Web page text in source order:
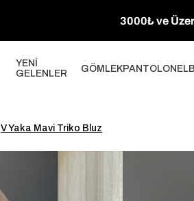
3000₺ ve
YENİ
GELENLER
GÖMLEKPANTOLON
V Yaka Mavi Triko Bluz